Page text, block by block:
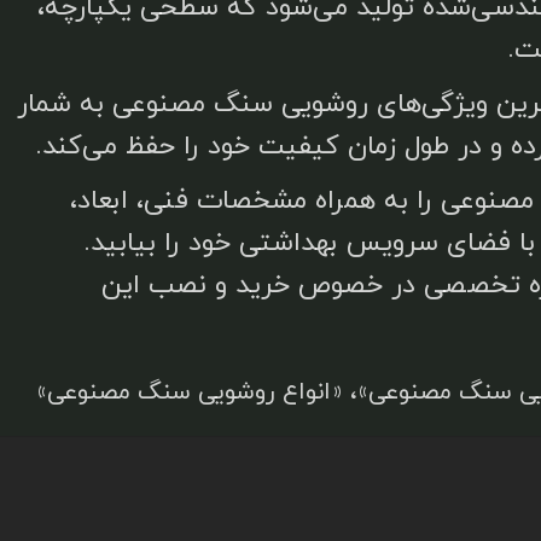
تولید می‌شود که سطحی یکپارچه،
ویژگی‌های روشویی سنگ مصنوعی به شمار
و در طول زمان کیفیت خود را حفظ می‌کند.
را به همراه مشخصات فنی، ابعاد،
فضای سرویس بهداشتی خود را بیابید.
تخصصی در خصوص خرید و نصب این
سنگ مصنوعی»، «انواع روشویی سنگ مصنوعی»